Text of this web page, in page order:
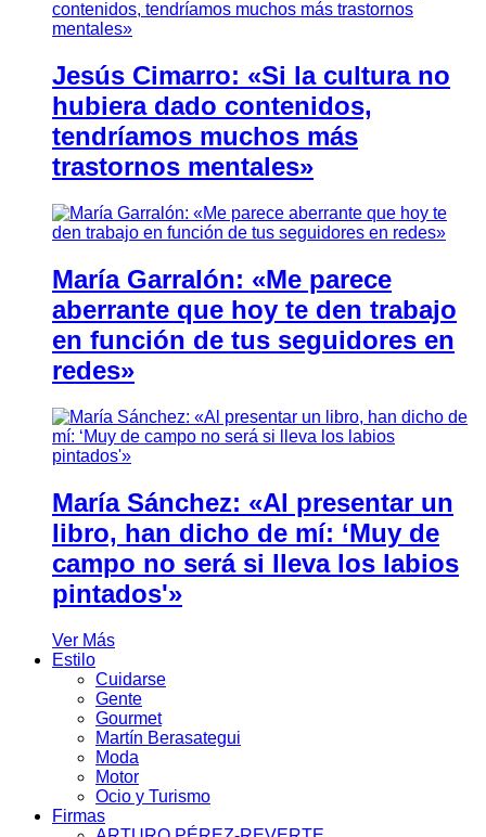
Jesús Cimarro: «Si la cultura no
hubiera dado contenidos,
tendríamos muchos más
trastornos mentales»
María Garralón: «Me parece
aberrante que hoy te den trabajo
en función de tus seguidores en
redes»
María Sánchez: «Al presentar un
libro, han dicho de mí: ‘Muy de
campo no será si lleva los labios
pintados'»
Ver Más
Estilo
Cuidarse
Gente
Gourmet
Martín Berasategui
Moda
Motor
Ocio y Turismo
Firmas